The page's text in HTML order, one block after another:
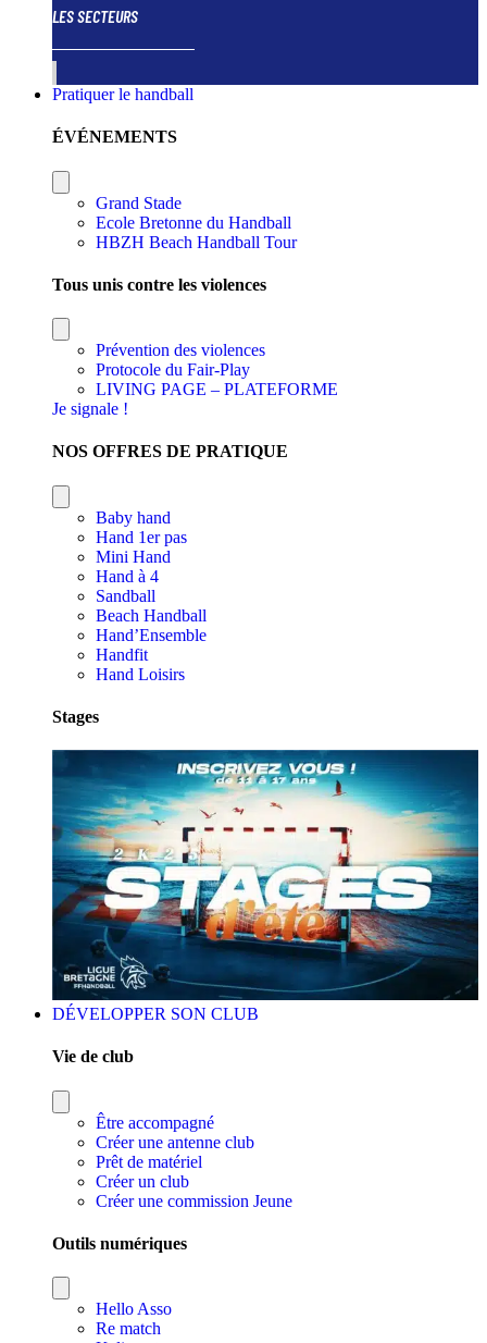
LES SECTEURS
Pratiquer le handball
ÉVÉNEMENTS
Grand Stade
Ecole Bretonne du Handball
HBZH Beach Handball Tour
Tous unis contre les violences
Prévention des violences
Protocole du Fair-Play
LIVING PAGE – PLATEFORME
Je signale !
NOS OFFRES DE PRATIQUE
Baby hand
Hand 1er pas
Mini Hand
Hand à 4
Sandball
Beach Handball
Hand’Ensemble
Handfit
Hand Loisirs
Stages
DÉVELOPPER SON CLUB
Vie de club
Être accompagné
Créer une antenne club
Prêt de matériel
Créer un club
Créer une commission Jeune
Outils numériques
Hello Asso
Re match